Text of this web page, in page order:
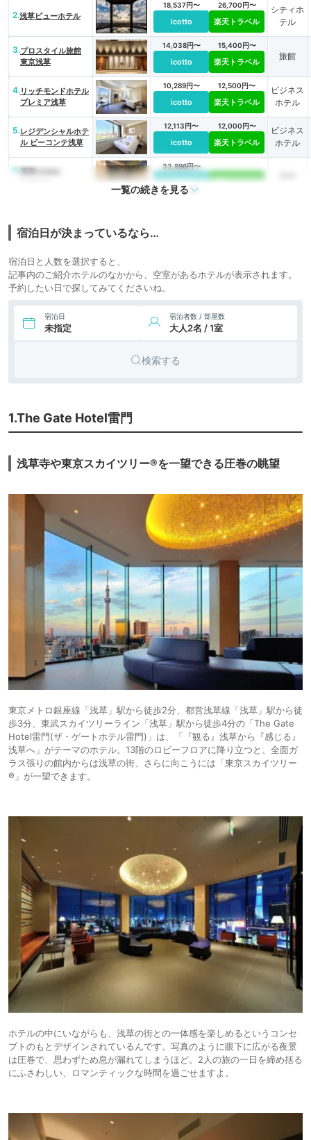
2.浅草ビューホテル
18,537円〜
icotto
26,700円〜
楽天トラベル
シティホ
テル
3.プロスタイル旅館
東京浅草
14,038円〜
icotto
15,400円〜
楽天トラベル
旅館
4.リッチモンドホテル
プレミア浅草
10,289円〜
icotto
12,500円〜
楽天トラベル
ビジネス
ホテル
5.レジデンシャルホテ
ル ビーコンテ浅草
12,113円〜
icotto
12,000円〜
楽天トラベル
ビジネス
ホテル
6. 茶室ryokan
33,896円〜
icotto 楽天トラベル
HOTEL
浅草東武ホテル
icotto 楽天トラベル
ホテル
10. 雷門旅館
42,952円〜 17,100円〜
一覧の続きを見る
宿泊日が決まっているなら…
宿泊日と人数を選択すると、
記事内のご紹介ホテルのなかから、空室があるホテルが表示されます。
予約したい日で探してみてくださいね。
宿泊日
未指定
宿泊者数 / 部屋数
大人2名 / 1室
検索する
1.The Gate Hotel雷門
浅草寺や東京スカイツリー®を一望できる圧巻の眺望
東京メトロ銀座線「浅草」駅から徒歩2分、都営浅草線「浅草」駅から徒
歩3分、東武スカイツリーライン「浅草」駅から徒歩4分の「The Gate
Hotel雷門(ザ・ゲートホテル雷門)」は、「『観る』浅草から『感じる』
浅草へ」がテーマのホテル。13階のロビーフロアに降り立つと、全面ガ
ラス張りの館内からは浅草の街、さらに向こうには「東京スカイツリー
®」が一望できます。
ホテルの中にいながらも、浅草の街との一体感を楽しめるというコンセ
プトのもとデザインされているんです。写真のように眼下に広がる夜景
は圧巻で、思わずため息が漏れてしまうほど。2人の旅の一日を締め括る
にふさわしい、ロマンティックな時間を過ごせますよ。